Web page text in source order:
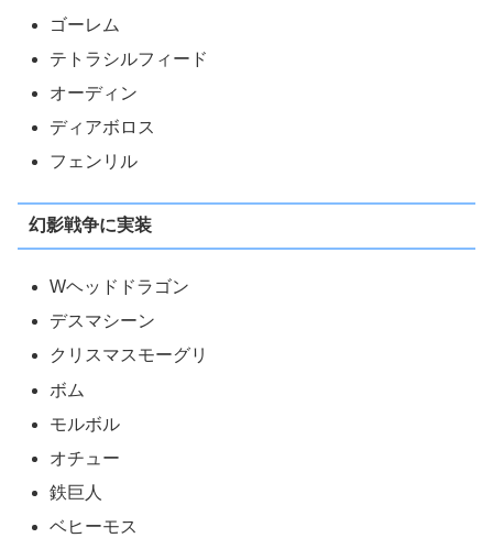
ゴーレム
テトラシルフィード
オーディン
ディアボロス
フェンリル
幻影戦争に実装
Wヘッドドラゴン
デスマシーン
クリスマスモーグリ
ボム
モルボル
オチュー
鉄巨人
ベヒーモス